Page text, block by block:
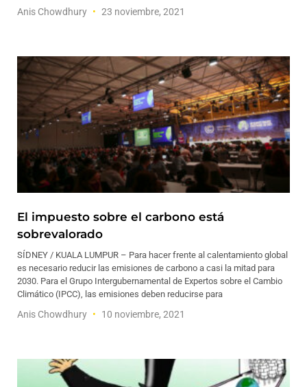
Anis Chowdhury 23 noviembre, 2021
El impuesto sobre el carbono está
sobrevalorado
SÍDNEY / KUALA LUMPUR – Para hacer frente al calentamiento global
es necesario reducir las emisiones de carbono a casi la mitad para
2030. Para el Grupo Intergubernamental de Expertos sobre el Cambio
Climático (IPCC), las emisiones deben reducirse para
Anis Chowdhury 10 noviembre, 2021